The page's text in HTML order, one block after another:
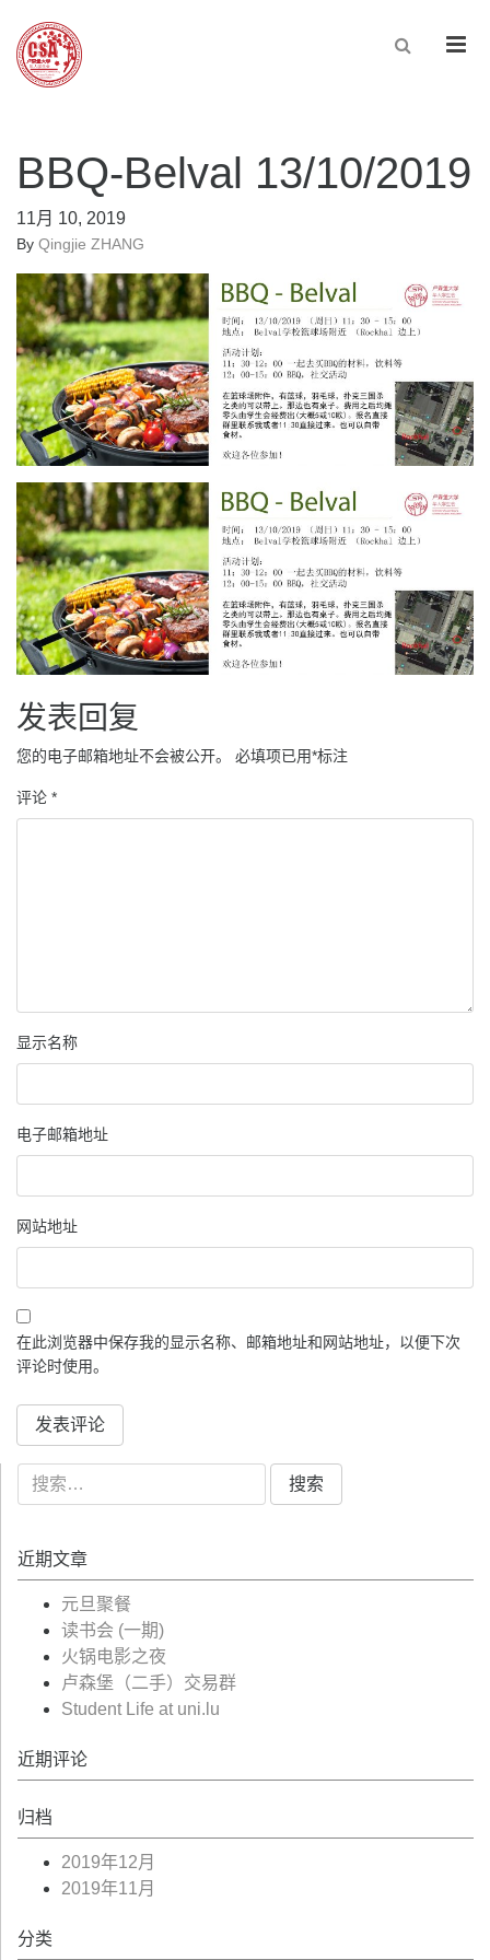
BBQ-Belval 13/10/2019
11月 10, 2019
By Qingjie ZHANG
发表回复
您的电子邮箱地址不会被公开。 必填项已用*标注
评论 *
显示名称
电子邮箱地址
网站地址
在此浏览器中保存我的显示名称、邮箱地址和网站地址，以便下次
评论时使用。
搜
索：
近期文章
元旦聚餐
读书会 (一期)
火锅电影之夜
卢森堡（二手）交易群
Student Life at uni.lu
近期评论
归档
2019年12月
2019年11月
分类